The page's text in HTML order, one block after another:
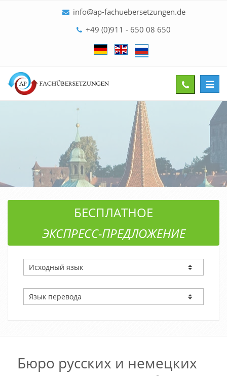
info@ap-fachuebersetzungen.de
+49 (0)911 - 650 08 650
Give
us
БЕСПЛАТНОЕ
ЭКСПРЕСС-ПРЕДЛОЖЕНИЕ
Бюро русских и немецких